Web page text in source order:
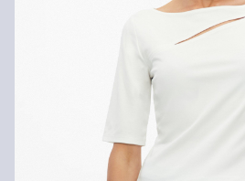
Geen chemische reiniging mogelijk